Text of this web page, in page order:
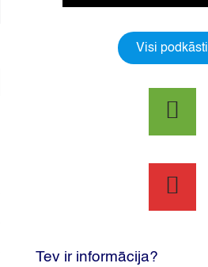
Visi podkāsti
Tev ir informācija?